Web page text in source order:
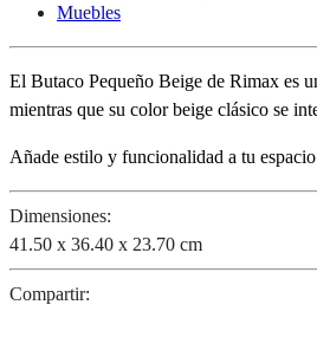
Muebles
El Butaco Pequeño Beige de Rimax es
mientras que su color beige clásico se
Añade estilo y funcionalidad a tu
Dimensiones:
41.50 x 36.40 x 23.70 cm
Compartir: